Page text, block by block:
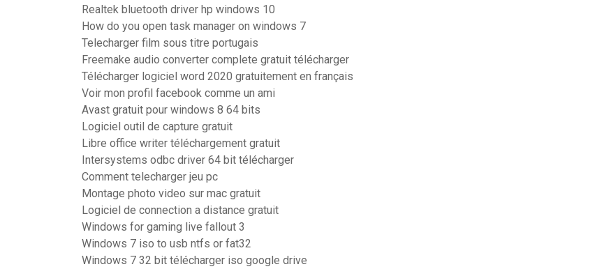
Realtek bluetooth driver hp windows 10
How do you open task manager on windows 7
Telecharger film sous titre portugais
Freemake audio converter complete gratuit télécharger
Télécharger logiciel word 2020 gratuitement en français
Voir mon profil facebook comme un ami
Avast gratuit pour windows 8 64 bits
Logiciel outil de capture gratuit
Libre office writer téléchargement gratuit
Intersystems odbc driver 64 bit télécharger
Comment telecharger jeu pc
Montage photo video sur mac gratuit
Logiciel de connection a distance gratuit
Windows for gaming live fallout 3
Windows 7 iso to usb ntfs or fat32
Windows 7 32 bit télécharger iso google drive